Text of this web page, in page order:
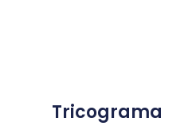
Tricograma